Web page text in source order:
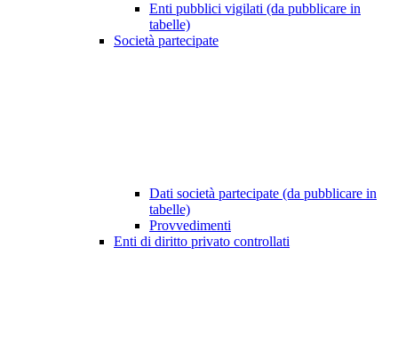
Enti pubblici vigilati (da pubblicare in
tabelle)
Società partecipate
Dati società partecipate (da pubblicare in
tabelle)
Provvedimenti
Enti di diritto privato controllati